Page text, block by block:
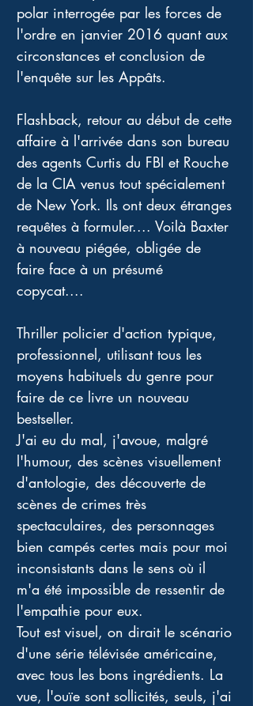
polar interrogée par les forces de
l'ordre en janvier 2016 quant aux
circonstances et conclusion de
l'enquête sur les Appâts.
Flashback, retour au début de cette
affaire à l'arrivée dans son bureau
des agents Curtis du FBI et Rouche
de la CIA venus tout spécialement
de New York. Ils ont deux étranges
requêtes à formuler.... Voilà Baxter
à nouveau piégée, obligée de
faire face à un présumé
copycat....
Thriller policier d'action typique,
professionnel, utilisant tous les
moyens habituels du genre pour
faire de ce livre un nouveau
bestseller.
J'ai eu du mal, j'avoue, malgré
l'humour, des scènes visuellement
d'antologie, des découverte de
scènes de crimes très
spectaculaires, des personnages
bien campés certes mais pour moi
inconsistants dans le sens où il
m'a été impossible de ressentir de
l'empathie pour eux.
Tout est visuel, on dirait le scénario
d'une série télévisée américaine,
avec tous les bons ingrédients. La
vue, l'ouïe sont sollicités, seuls, j'ai